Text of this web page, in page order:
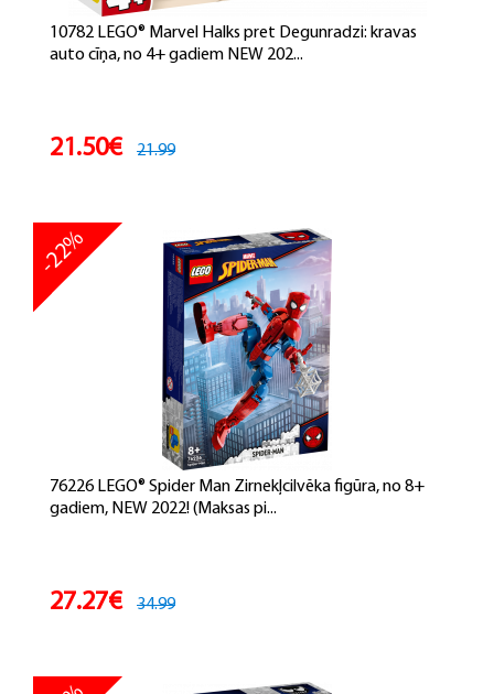
10782 LEGO® Marvel Halks pret Degunradzi: kravas
auto cīņa, no 4+ gadiem NEW 202...
21.50€ 21.99
76226 LEGO® Spider Man Zirnekļcilvēka figūra, no 8+
gadiem, NEW 2022! (Maksas pi...
-22%
27.27€ 34.99